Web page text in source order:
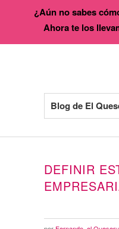
Blog de El
DEFINIR
¿Aún no sabes
Ahora te los